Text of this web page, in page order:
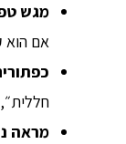
מגש
אם הוא
מראה